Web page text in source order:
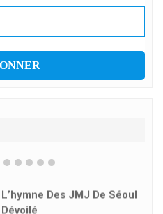
L’hymne Des JMJ De Séoul
Dévoilé